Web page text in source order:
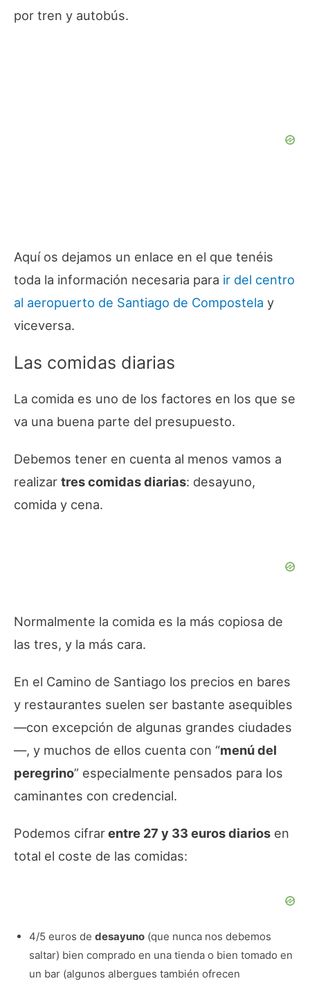
por tren y autobús.
Aquí os dejamos un enlace en el que tenéis
toda la información necesaria para ir del centro
al aeropuerto de Santiago de Compostela y
viceversa.
Las comidas diarias
La comida es uno de los factores en los que se
va una buena parte del presupuesto.
Debemos tener en cuenta al menos vamos a
realizar tres comidas diarias: desayuno,
comida y cena.
Normalmente la comida es la más copiosa de
las tres, y la más cara.
En el Camino de Santiago los precios en bares
y restaurantes suelen ser bastante asequibles
—con excepción de algunas grandes ciudades
—, y muchos de ellos cuenta con “menú del
peregrino” especialmente pensados para los
caminantes con credencial.
Podemos cifrarentre 27 y 33 euros diarios en
total el coste de las comidas:
4/5 euros de desayuno(que nunca nos debemos
saltar) bien comprado en una tienda o bien tomado en
un bar (algunos albergues también ofrecen